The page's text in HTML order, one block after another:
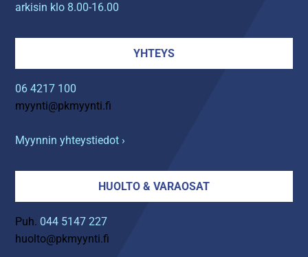
arkisin klo 8.00-16.00
YHTEYS
06 4217 100
myynti@pkmyynti.fi
Myynnin yhteystiedot ›
HUOLTO & VARAOSAT
Puh. 044 5147 227
huolto@pkmyynti.fi